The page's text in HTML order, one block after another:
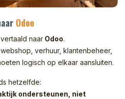
Odoo
naar Odoo.
verhuur, klantenbeheer,
logisch op elkaar aansluiten.
hetzelfde:
ondersteunen, niet